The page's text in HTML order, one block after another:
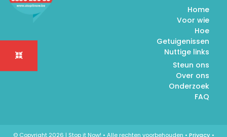
Home
Voor wie
Hoe
Getuigenissen
Nuttige links
Steun ons
Over ons
Onderzoek
FAQ
© Copyright 2026 | Stop it Now! • Alle rechten voorbehouden • Privacy•